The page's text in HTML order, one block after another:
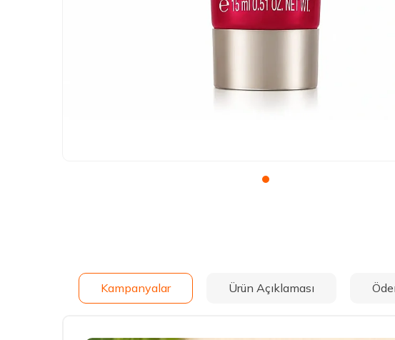
Kampanyalar Ürün Açıklaması